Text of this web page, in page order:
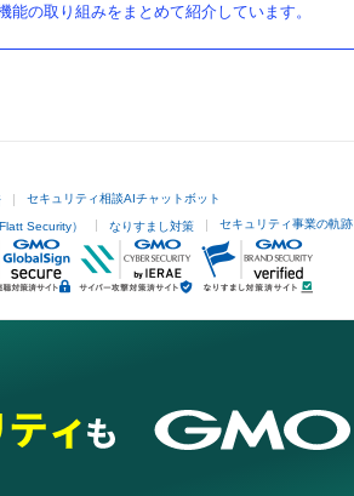
の取り組みをまとめて紹介しています。
セキュリティ相談AIチャットボット
Security） なりすまし対策 セキュリティ事業の軌跡